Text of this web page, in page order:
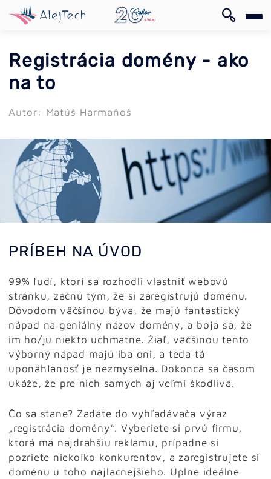
EN
Registrácia domény - ako
na to
Autor: Matúš Harmaňoš
PRÍBEH NA ÚVOD
99% ľudí, ktorí sa rozhodli vlastniť webovú
stránku, začnú tým, že si zaregistrujú doménu.
Dôvodom väčšinou býva, že majú fantastický
nápad na geniálny názov domény, a boja sa, že
im ho/ju niekto uchmatne. Žiaľ, väčšinou tento
výborný nápad majú iba oni, a teda tá
uponáhľanosť je nezmyselná. Dokonca sa časom
ukáže, že pre nich samých aj veľmi škodlivá.
Čo sa stane? Zadáte do vyhľadávača výraz
„registrácia domény“. Vyberiete si prvú firmu,
ktorá má najdrahšiu reklamu, prípadne si
pozriete niekoľko konkurentov, a zaregistrujete si
doménu u toho najlacnejšieho. Úplne ideálne